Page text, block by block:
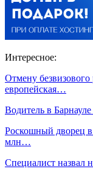
Интересное:
Отмену
европейская…
Водитель в
Роскошный дворец
млн…
Специалист